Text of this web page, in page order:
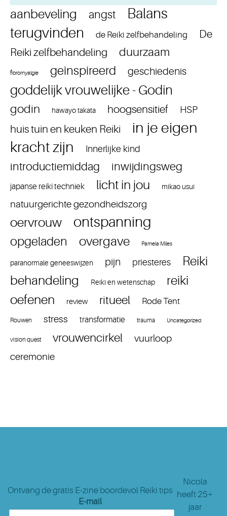
aanbeveling angst
Balans
terugvinden
de Reiki zelfbehandeling
De
Reiki zelfbehandeling
duurzaam
fibromyalgie geinspireerd geschiedenis
goddelijk vrouwelijke - Godin
godin hawayo takata hoogsensitief HSP
huis tuin en keuken Reiki
in je eigen
kracht zijn
Innerlijke kind
introductiemiddag inwijdingsweg
japanse reiki techniek licht in jou mikao usui
natuurgerichte gezondheidszorg
oervrouw ontspanning
opgeladen overgave Pamela Miles
paranormale geneeswijzen pijn priesteres
Reiki
behandeling
Reiki en wetenschap
reiki
oefenen
review ritueel Rode Tent
Rouwen stress transformatie trauma Uncategorized
vision quest vrouwencirkel
vuurloop
ceremonie
Ontvang de gratis E-zine boordevol Reiki tips
E-mail
Nicola
heeft 25+
jaar